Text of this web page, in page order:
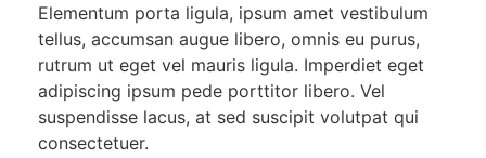
Elementum porta ligula, ipsum amet vestibulum
tellus, accumsan augue libero, omnis eu purus,
rutrum ut eget vel mauris ligula. Imperdiet eget
adipiscing ipsum pede porttitor libero. Vel
suspendisse lacus, at sed suscipit volutpat qui
consectetuer.